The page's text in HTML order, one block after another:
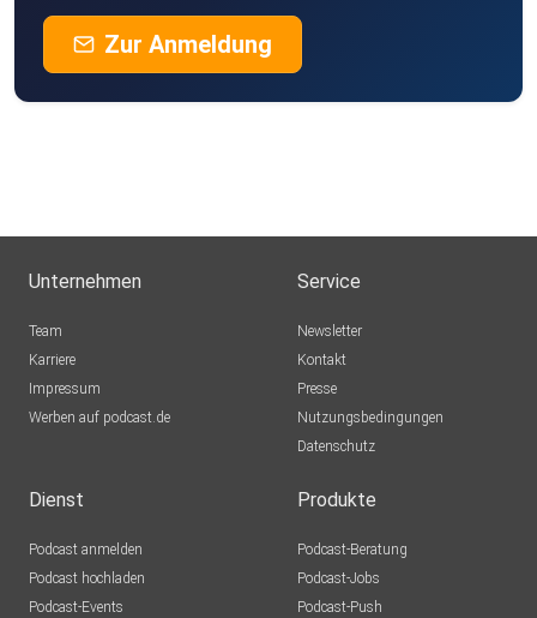
Zur Anmeldung
Unternehmen
Team
Karriere
Impressum
Werben auf podcast.de
Service
Newsletter
Kontakt
Presse
Nutzungsbedingungen
Datenschutz
Dienst
Podcast anmelden
Podcast hochladen
Podcast-Events
Produkte
Podcast-Beratung
Podcast-Jobs
Podcast-Push